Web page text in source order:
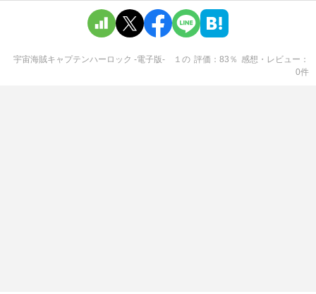
宇宙海賊キャプテンハーロック -電子版- １ の 評価 83 ％ 感想・レビュー
0件